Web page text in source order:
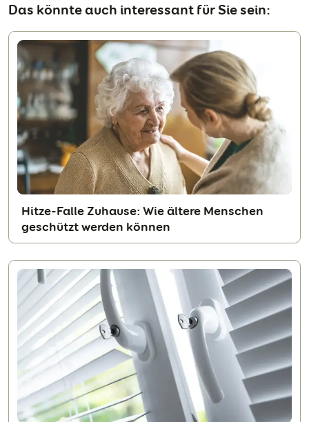
Das könnte auch interessant für Sie sein:
Hitze-Falle Zuhause: Wie ältere Menschen
geschützt werden können